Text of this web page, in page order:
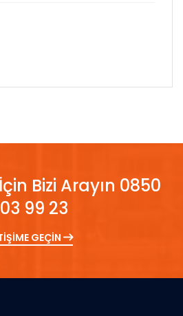
Bizi Arayın 0850
99 23
GEÇİN